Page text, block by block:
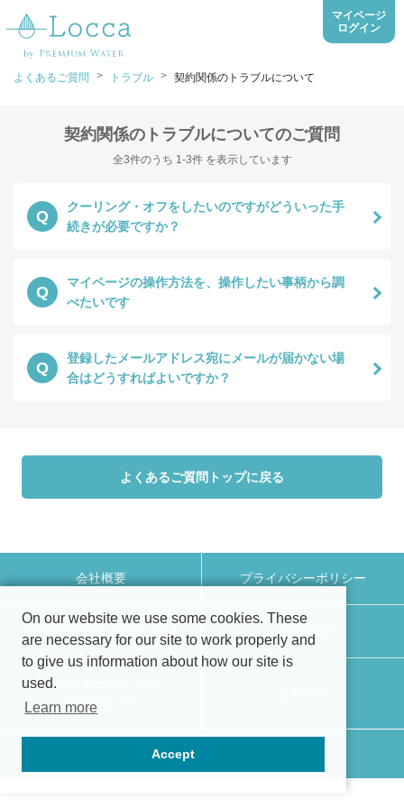
マイページ
ログイン
よくあるご質問 > トラブル > 契約関係のトラブルについて
契約関係のトラブルについてのご質問
全3件のうち 1-3件 を表示しています
Q
クーリング・オフをしたいのですがどういった手
続きが必要ですか？
Q
マイページの操作方法を、操作したい事柄から調
べたいです
Q
登録したメールアドレス宛にメールが届かない場
合はどうすればよいですか？
よくあるご質問トップに戻る
会社概要 プライバシーポリシー
特定商取引法に基づく表記 ご利用規約
カスタマーセンター
ご利用ガイド
Copyright (c) PremiumWater inc. All Rights Reserved.
On our website we use some cookies. These
are necessary for our site to work properly and
to give us information about how our site is
used.
Learn more
Accept